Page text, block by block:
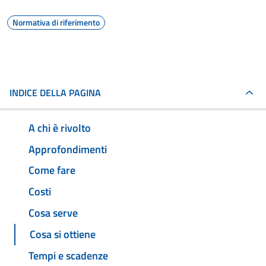
Normativa di riferimento
INDICE DELLA PAGINA
A chi è rivolto
Approfondimenti
Come fare
Costi
Cosa serve
Cosa si ottiene
Tempi e scadenze